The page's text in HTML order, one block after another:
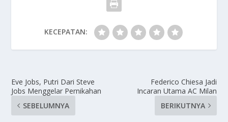
KECEPATAN:
Eve Jobs, Putri Dari Steve
Jobs Menggelar Pernikahan
SEBELUMNYA
Federico Chiesa Jadi
Incaran Utama AC Milan
BERIKUTNYA